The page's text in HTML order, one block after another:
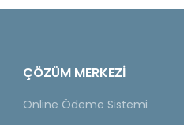
ÇÖZÜM MERKEZİ
Online Ödeme Sistemi